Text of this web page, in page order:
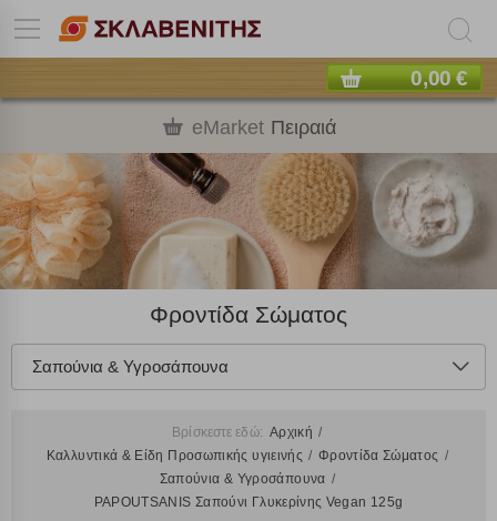
0,00 €
eMarket Πειραιά
Φροντίδα Σώματος
Σαπούνια & Υγροσάπουνα
Βρίσκεστε εδώ: Αρχική
Καλλυντικά & Είδη Προσωπικής υγιεινής
Φροντίδα Σώματος
Σαπούνια & Υγροσάπουνα
PAPOUTSANIS Σαπούνι Γλυκερίνης Vegan 125g